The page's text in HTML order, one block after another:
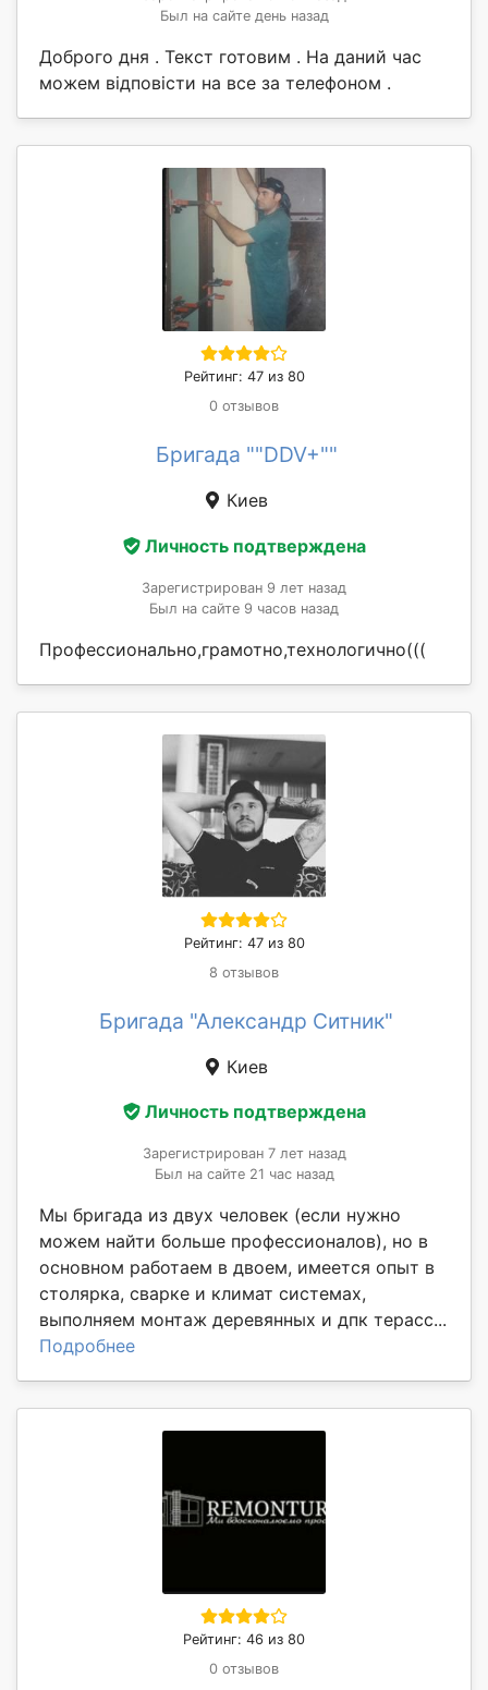
Был на сайте день назад
Доброго дня . Текст готовим . На даний час
можем відповісти на все за телефоном .
Рейтинг: 47 из 80
0 отзывов
Бригада ""DDV+""
Киев
Личность подтверждена
Зарегистрирован 9 лет назад
Был на сайте 9 часов назад
Профессионально,грамотно,технологично(((
Рейтинг: 47 из 80
8 отзывов
Бригада "Александр Ситник"
Киев
Личность подтверждена
Зарегистрирован 7 лет назад
Был на сайте 21 час назад
Мы бригада из двух человек (если нужно
можем найти больше профессионалов), но в
основном работаем в двоем, имеется опыт в
столярка, сварке и климат системах,
выполняем монтаж деревянных и дпк терасс...
Подробнее
Рейтинг: 46 из 80
0 отзывов